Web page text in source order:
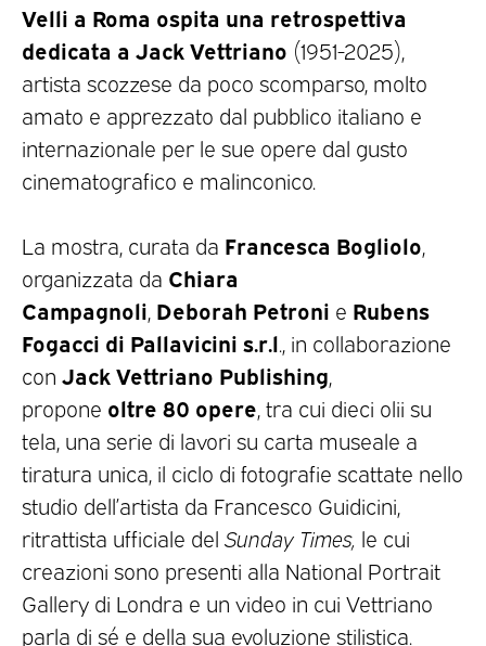
Velli a Roma ospita una retrospettiva
dedicata a Jack Vettriano (1951-2025),
artista scozzese da poco scomparso, molto
amato e apprezzato dal pubblico italiano e
internazionale per le sue opere dal gusto
cinematografico e malinconico.
La mostra, curata da Francesca Bogliolo
organizzata da Chiara
Campagnoli Deborah Petroni e Rubens
Fogacci di Pallavicini s.r.l ., in collaborazione
con Jack Vettriano Publishing
propone oltre 80 opere , tra cui dieci olii su
tela, una serie di lavori su carta museale a
tiratura unica, il ciclo di fotografie scattate nello
studio dell’artista da Francesco Guidicini,
ritrattista ufficiale del Sunday Times, le cui
creazioni sono presenti alla National Portrait
Gallery di Londra e un video in cui Vettriano
parla di sé e della sua evoluzione stilistica.